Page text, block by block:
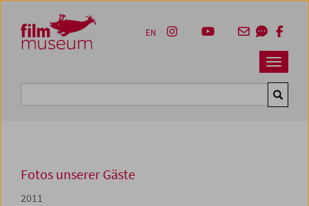
Zum Inhalt
Zum Hauptmenü
Zur Servicenavigation
Zum Suche
Navbar
EN
Fotos unserer Gäste
2011